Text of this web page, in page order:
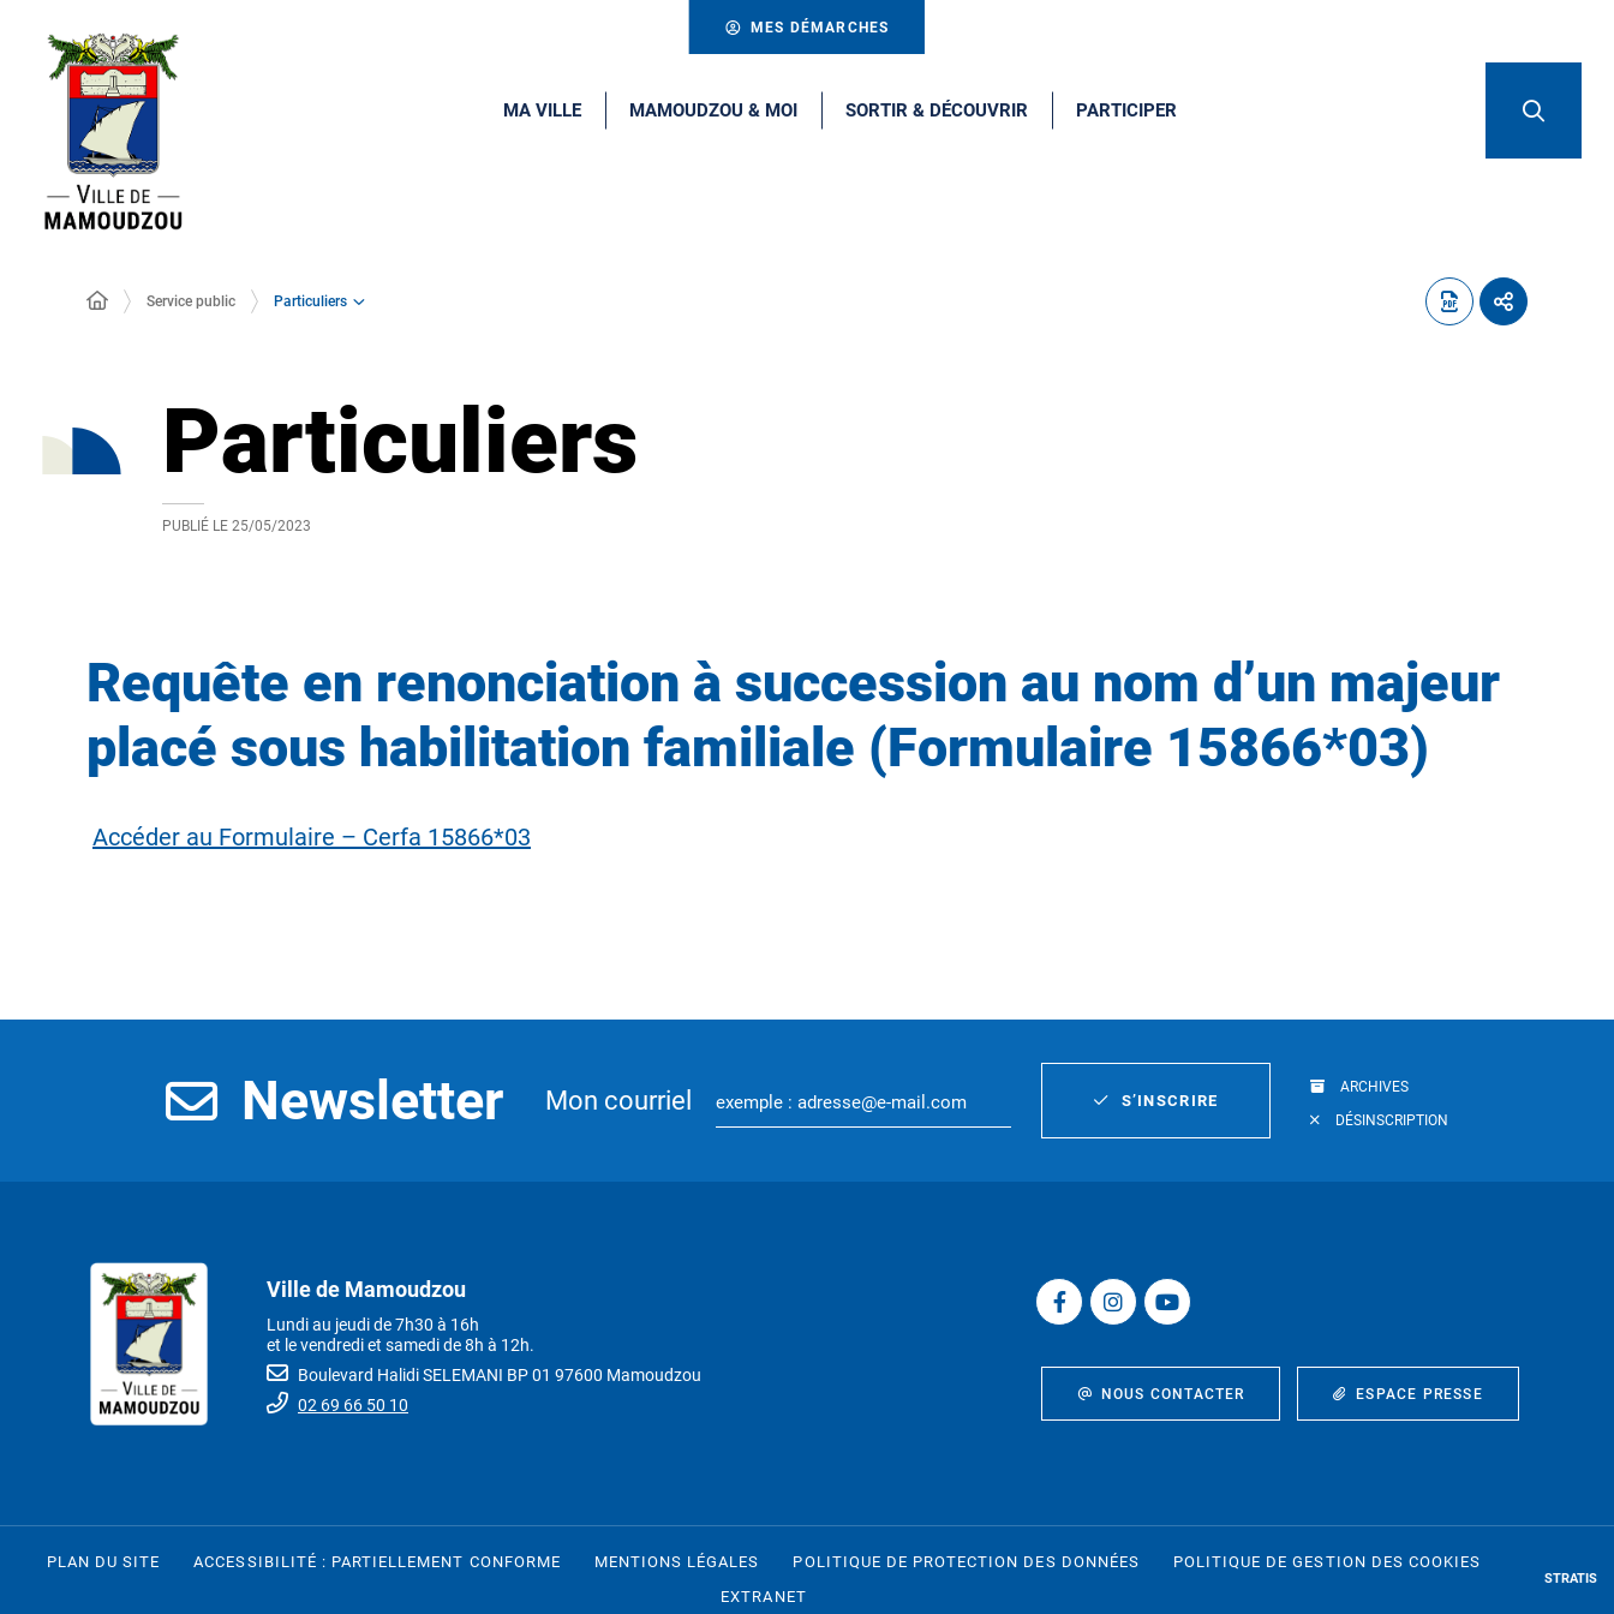
MES DÉMARCHES
MA VILLE MAMOUDZOU & MOI SORTIR & DÉCOUVRIR PARTICIPER
Service public Particuliers
Particuliers
PUBLIÉ LE 25/05/2023
Requête en renonciation à succession au nom d’un majeur
placé sous habilitation familiale (Formulaire 15866*03)
Accéder au Formulaire – Cerfa 15866*03
Newsletter Mon courriel S’INSCRIRE
ARCHIVES
DÉSINSCRIPTION
Ville de Mamoudzou
Lundi au jeudi de 7h30 à 16h
et le vendredi et samedi de 8h à 12h.
Boulevard Halidi SELEMANI BP 01 97600 Mamoudzou
02 69 66 50 10
NOUS CONTACTER ESPACE PRESSE
PLAN DU SITE ACCESSIBILITÉ : PARTIELLEMENT CONFORME MENTIONS LÉGALES POLITIQUE DE PROTECTION DES DONNÉES
POLITIQUE DE GESTION DES COOKIES
EXTRANET
STRATIS